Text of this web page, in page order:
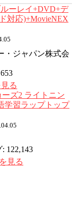
ーレイ+DVD+デ
対応)+MovieNEX
・ジャパン株式会
る
ズ2 ライトニン
学習ラップトップ
122,143
見る